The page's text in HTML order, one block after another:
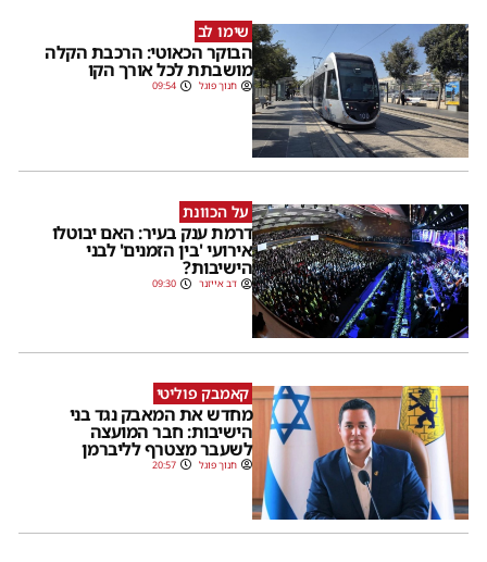
שימו לב
הבוקר הכאוטי: הרכבת הקלה
מושבתת לכל אורך הקו
חנוך פוגל 09:54
על הכוונת
דרמת ענק בעיר: האם יבוטלו
אירועי 'בין הזמנים' לבני
הישיבות?
דב אייזנר 09:30
קאמבק פוליטי
מחדש את המאבק נגד בני
הישיבות: חבר המועצה
לשעבר מצטרף לליברמן
חנוך פוגל 20:57